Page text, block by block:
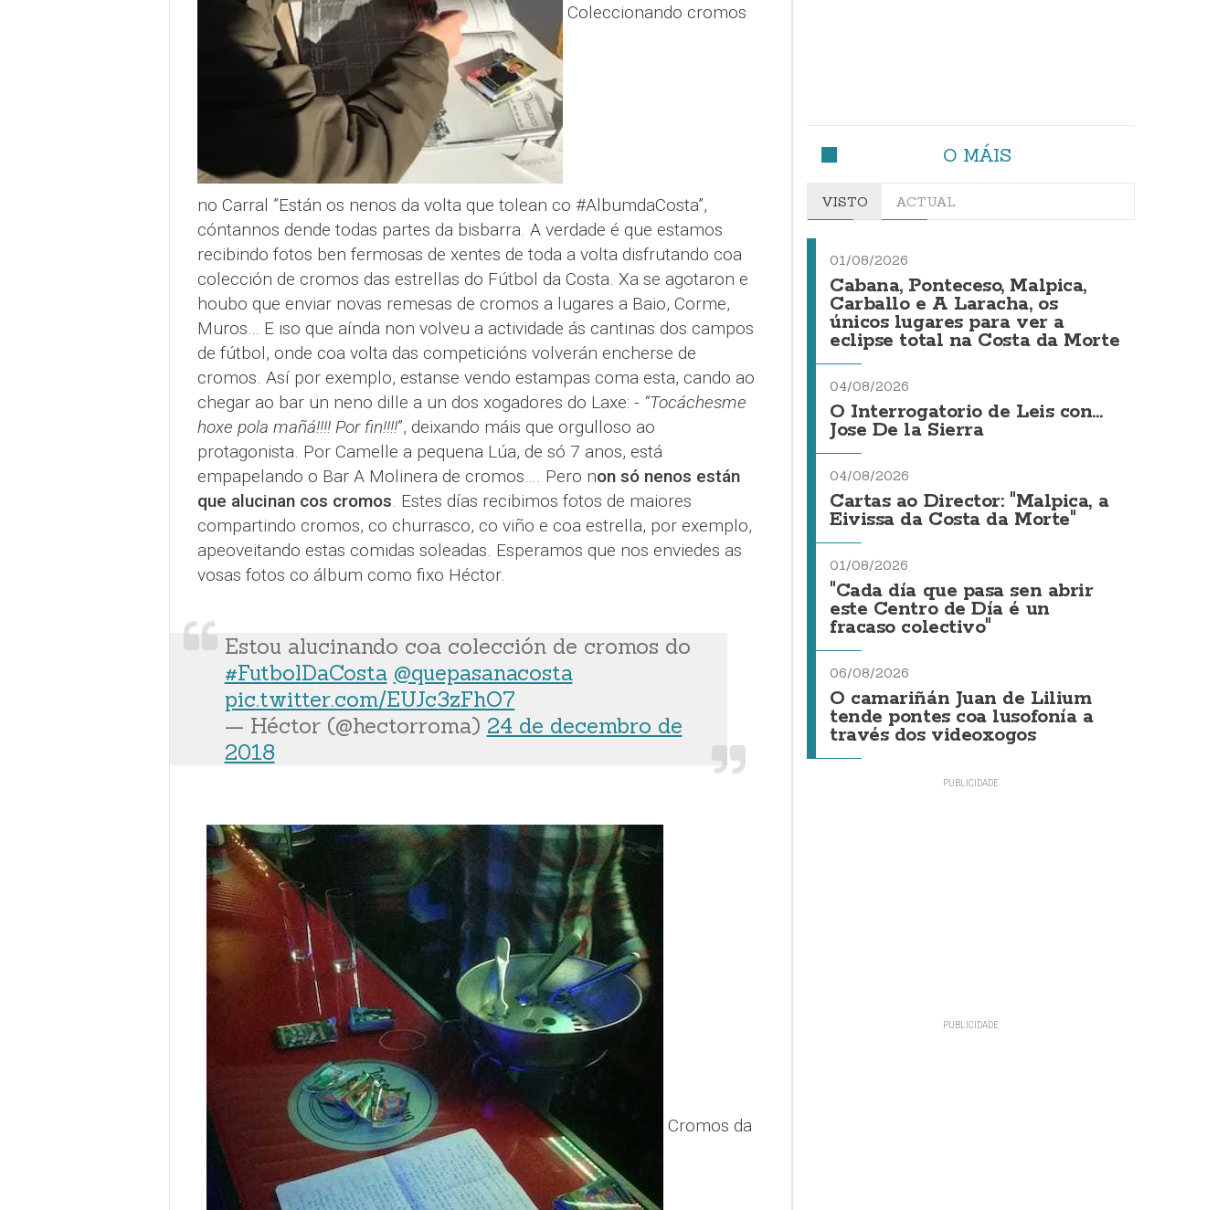
Coleccionando cromos
no Carral ”Están os nenos da volta que tolean co #AlbumdaCosta”,
cóntannos dende todas partes da bisbarra. A verdade é que estamos
recibindo fotos ben fermosas de xentes de toda a volta disfrutando coa
colección de cromos das estrellas do Fútbol da Costa. Xa se agotaron e
houbo que enviar novas remesas de cromos a lugares a Baio, Corme,
Muros… E iso que aínda non volveu a actividade ás cantinas dos campos
de fútbol, onde coa volta das competicións volverán encherse de
cromos. Así por exemplo, estanse vendo estampas coma esta, cando ao
chegar ao bar un neno dille a un dos xogadores do Laxe: - “Tocáchesme
hoxe pola mañá!!!! Por fin!!!!”, deixando máis que orgulloso ao
protagonista. Por Camelle a pequena Lúa, de só 7 anos, está
empapelando o Bar A Molinera de cromos…. Pero non só nenos están
que alucinan cos cromos. Estes días recibimos fotos de maiores
compartindo cromos, co churrasco, co viño e coa estrella, por exemplo,
apeoveitando estas comidas soleadas. Esperamos que nos enviedes as
vosas fotos co álbum como fixo Héctor.
Estou alucinando coa colección de cromos do
#FutbolDaCosta @quepasanacosta
pic.twitter.com/EUJc3zFhO7
— Héctor (@hectorroma) 24 de decembro de
2018
Cromos da
O MÁIS
VISTO ACTUAL
01/08/2026
Cabana, Ponteceso, Malpica,
Carballo e A Laracha, os
únicos lugares para ver a
eclipse total na Costa da Morte
04/08/2026
O Interrogatorio de Leis con...
Jose De la Sierra
04/08/2026
Cartas ao Director: "Malpica, a
Eivissa da Costa da Morte"
01/08/2026
"Cada día que pasa sen abrir
este Centro de Día é un
fracaso colectivo"
06/08/2026
O camariñán Juan de Lilium
tende pontes coa lusofonía a
través dos videoxogos